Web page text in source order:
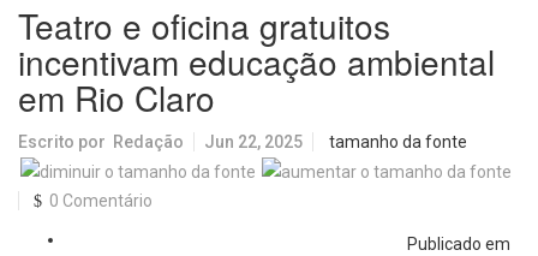
Teatro e oficina gratuitos
incentivam educação ambiental
em Rio Claro
Escrito por Redação Jun 22, 2025 tamanho da fonte
0 Comentário
Publicado em